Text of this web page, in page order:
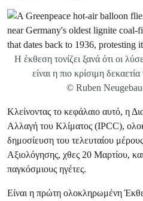
Η έκθεση τονίζει ξανά ότι οι
είναι η πιο κρίσιμη
© Ruben
Κλείνοντας το κεφάλαιο αυτό, η
Αλλαγή του Κλίματος (IPCC),
δημοσίευση του τελευταίου
Αξιολόγησης, χθες 20 Μαρτίου,
παγκόσμιους ηγέτες.
Είναι η πρώτη ολοκληρωμένη